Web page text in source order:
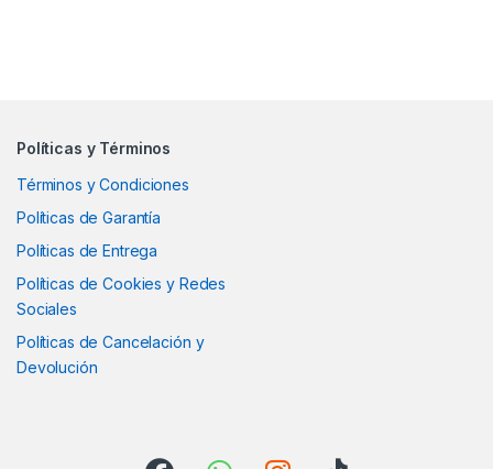
Políticas y Términos
Términos y Condiciones
Políticas de Garantía
Políticas de Entrega
Políticas de Cookies y Redes
Sociales
Políticas de Cancelación y
Devolución